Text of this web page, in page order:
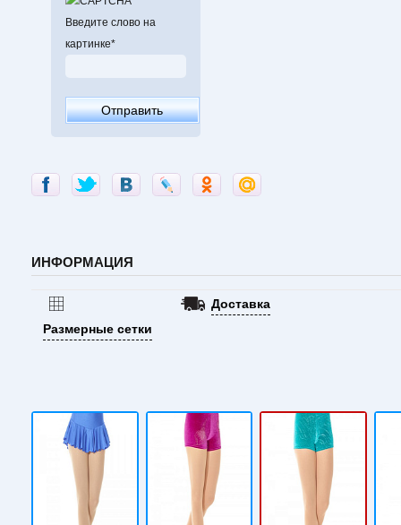
Введите слово на
картинке*
ИНФОРМАЦИЯ
Размерные сетки
Доставка